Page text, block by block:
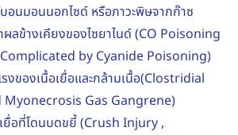
อนมอนนอกไซด์ หรือภาวะพิษจากก๊าซ
ลข้างเคียงของไซยาไนด์ (CO Poisoning
by Cyanide Poisoning)
งของเนื้อเยื่อและกล้ามเนื้อ(Clostridial
Gas Gangrene)
ยื่อที่โดนบดขยี้ (Crush Injury ,